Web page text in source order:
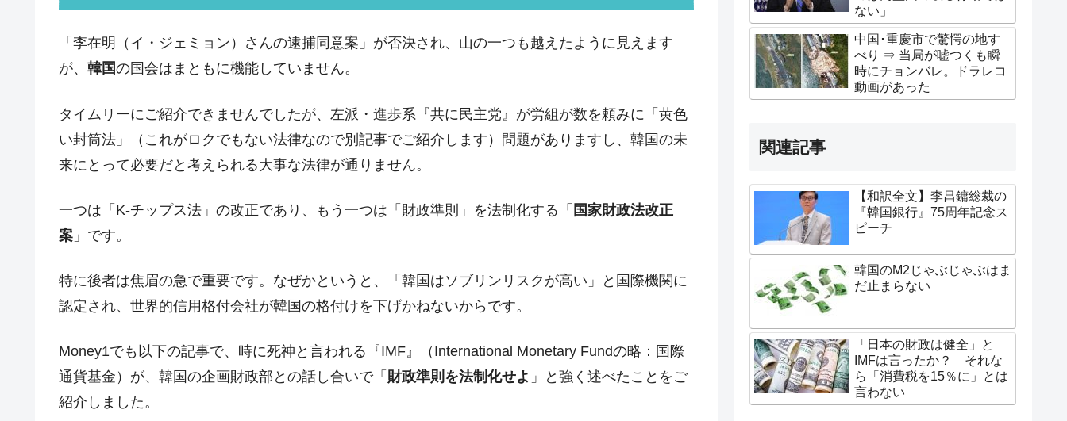
『Money1』 韓国･外為取引量「1日当たり1,214.4億ドル」まで拡大 ⇒ 海外資金の動きに強く左右される状態
『Money1』 韓国･帰ってきた李在明。李在明を支持しない「50.5％」に上昇
壟断
『Money1』 韓国･警察職員が「丸刈りになって抗議活動」
『Money1』 中国だけが鉄鋼輸出を異常増加させる ⇒ 中国の過剰生産が世界を蝕む。
韓国製造業「半導体絶好調」のウラで他業種は全般的「不調」⇒ PSIが示す現況は決して良くない。
『Money1』
『Money1』 韓国型イージス搭載の次世代駆逐艦「KDDX」1番艦、2032年竣工と公示
『Money1』 【対日本円】ウォン安が急進！ 日米の協調に韓国がいっちょがみしたのでは。
『Money1』
韓国政府『BYD』車への補助金を全廃 ⇒ 実は韓国で『BYD』車は売れている。6カ月で対前年同期比
『Money1』
ドを掲げる「在韓反米勢力」
「李在明（イ・ジェミョン）さんの逮捕同意案」が否決され、山の一つも越えたように見えます
が、 韓国の国会はまともに機能していません。
タイムリーにご紹介できませんでしたが、左派・進歩系『共に民主党』が労組が数を頼みに「黄色
い封筒法」（これがロクでもない法律なので別記事でご紹介します）問題がありますし、韓国の未
来にとって必要だと考えられる大事な法律が通りません。
一つは「K-チップス法」の改正であり、もう一つは「財政準則」を法制化する「 国家財政法改正
案 」です。
特に後者は焦眉の急で重要です。なぜかというと、「韓国はソブリンリスクが高い」と国際機関に
認定され、世界的信用格付会社が韓国の格付けを下げかねないからです。
Money1でも以下の記事で、時に死神と言われる『IMF』（International Monetary Fundの略：国際
通貨基金）が、韓国の企画財政部との話し合いで「 財政準則を法制化せよ 」と強く述べたことをご
紹介しました。
ない」
中国･重慶市で驚愕の地す
べり ⇒ 当局が嘘つくも瞬
時にチョンバレ。ドラレコ
動画があった
関連記事
【和訳全文】李昌鏞総裁の
『韓国銀行』75周年記念ス
ピーチ
韓国のM2じゃぶじゃぶはま
だ止まらない
「日本の財政は健全」と
IMFは言ったか？ それな
ら「消費税を15％に」とは
言わない